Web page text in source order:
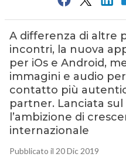
A differenza di altre
incontri, la nuova
per iOs e Android,
immagini e audio
contatto più
partner. Lanciata
l’ambizione di
internazionale
Pubblicato il 20 Dic 2019